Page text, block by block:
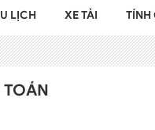
LỊCH XE TẢI TÍNH